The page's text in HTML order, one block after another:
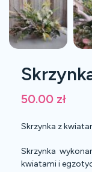
50.00 zł
Skrzynka z
Skrzynka
kwiatami i